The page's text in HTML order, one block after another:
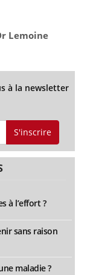
Lemoine
à la newsletter
S'inscrire
à l’effort ?
sans raison
maladie ?